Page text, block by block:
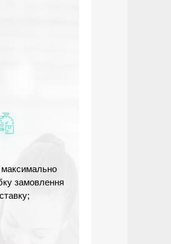
замовлення